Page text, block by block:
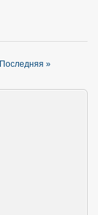
Последняя »